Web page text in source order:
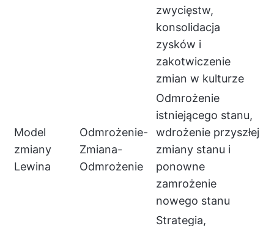
zwycięstw,
konsolidacja
zysków i
zakotwiczenie
zmian w kulturze
Model
zmiany
Lewina
Odmrożenie-
Zmiana-
Odmrożenie
Odmrożenie
istniejącego stanu,
wdrożenie przyszłej
zmiany stanu i
ponowne
zamrożenie
nowego stanu
Strategia,